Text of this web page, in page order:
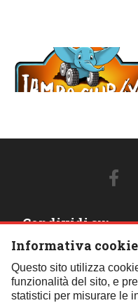
Condividi su:
Contattaci:
Tel.:059 451621- Cell.:
segreteria@fif4x4.it
Informativa cookie
Questo sito utilizza
funzionalità del sito, e
statistici per misurare le